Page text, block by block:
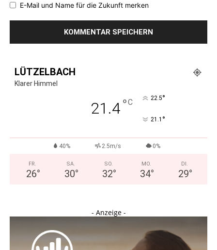
E-Mail und Name für die Zukunft merken
LÜTZELBACH
Klarer Himmel
21.4°C 22.5°
21.1 °
40% 2.5m/s 0%
FR.
26°
SA.
30°
SO.
32°
MO.
34°
DI.
29°
- Anzeige -